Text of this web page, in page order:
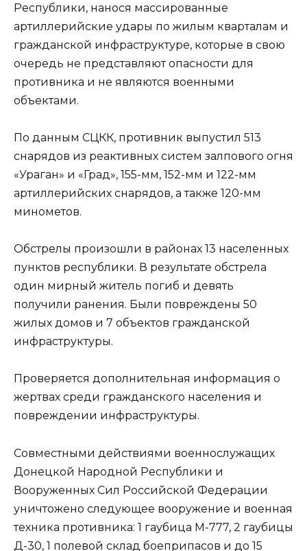
Республики, нанося массированные
артиллерийские удары по жилым кварталам и
гражданской инфраструктуре, которые в свою
очередь не представляют опасности для
противника и не являются военными
объектами.
По данным СЦКК, противник выпустил 513
снарядов из реактивных систем залпового огня
«Ураган» и «Град», 155-мм, 152-мм и 122-мм
артиллерийских снарядов, а также 120-мм
минометов.
Обстрелы произошли в районах 13 населенных
пунктов республики. В результате обстрела
один мирный житель погиб и девять
получили ранения. Были повреждены 50
жилых домов и 7 объектов гражданской
инфраструктуры.
Проверяется дополнительная информация о
жертвах среди гражданского населения и
повреждении инфраструктуры.
Совместными действиями военнослужащих
Донецкой Народной Республики и
Вооруженных Сил Российской Федерации
уничтожено следующее вооружение и военная
техника противника: 1 гаубица М-777, 2 гаубицы
Д-30, 1 полевой склад боеприпасов и до 15